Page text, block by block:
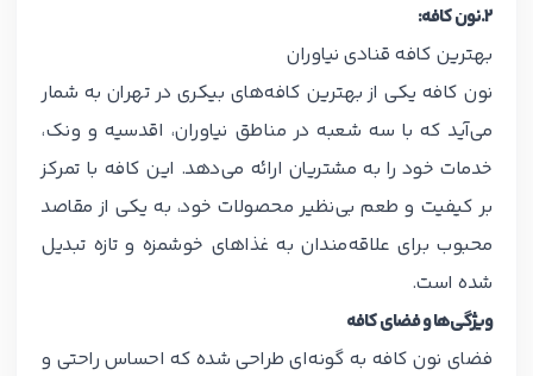
۲.نون کافه:
بهترین کافه قنادی نیاوران
نون کافه یکی از بهترین کافه‌های بیکری در تهران به شمار
می‌آید که با سه شعبه در مناطق نیاوران، اقدسیه و ونک،
خدمات خود را به مشتریان ارائه می‌دهد. این کافه با تمرکز
بر کیفیت و طعم بی‌نظیر محصولات خود، به یکی از مقاصد
محبوب برای علاقه‌مندان به غذاهای خوشمزه و تازه تبدیل
شده است.
ویژگی‌ها و فضای کافه
فضای نون کافه به گونه‌ای طراحی شده که احساس راحتی و